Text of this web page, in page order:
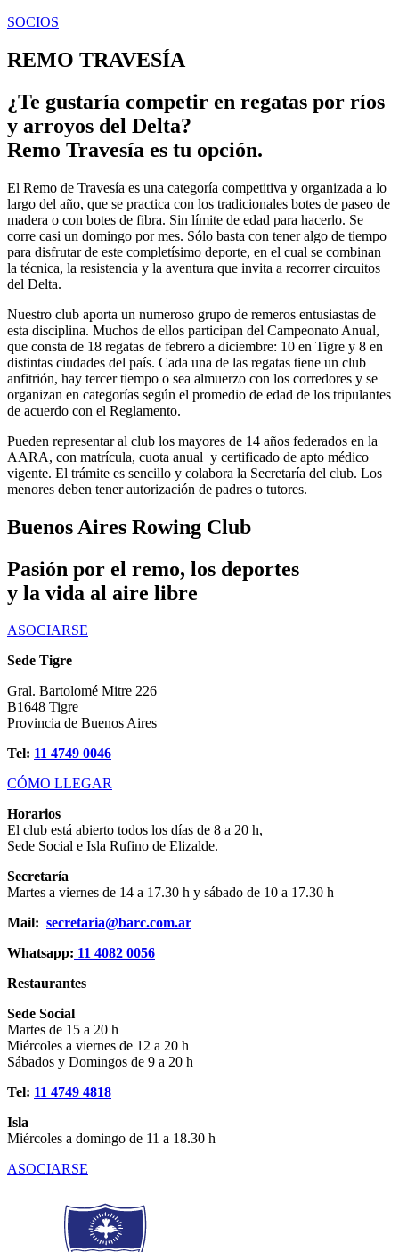
SOCIOS
REMO TRAVESÍA
¿Te gustaría competir en regatas por ríos
y arroyos del Delta?
Remo Travesía es tu opción.
El Remo de Travesía es una categoría competitiva y organizada a lo
largo del año, que se practica con los tradicionales botes de paseo de
madera o con botes de fibra. Sin límite de edad para hacerlo. Se
corre casi un domingo por mes. Sólo basta con tener algo de tiempo
para disfrutar de este completísimo deporte, en el cual se combinan
la técnica, la resistencia y la aventura que invita a recorrer circuitos
del Delta.
Nuestro club aporta un numeroso grupo de remeros entusiastas de
esta disciplina. Muchos de ellos participan del Campeonato Anual,
que consta de 18 regatas de febrero a diciembre: 10 en Tigre y 8 en
distintas ciudades del país. Cada una de las regatas tiene un club
anfitrión, hay tercer tiempo o sea almuerzo con los corredores y se
organizan en categorías según el promedio de edad de los tripulantes
de acuerdo con el Reglamento.
Pueden representar al club los mayores de 14 años federados en la
AARA, con matrícula, cuota anual y certificado de apto médico
vigente. El trámite es sencillo y colabora la Secretaría del club. Los
menores deben tener autorización de padres o tutores.
Buenos Aires Rowing Club
Pasión por el remo, los deportes
y la vida al aire libre
ASOCIARSE
Sede Tigre
Gral. Bartolomé Mitre 226
B1648 Tigre
Provincia de Buenos Aires
Tel: 11 4749 0046
CÓMO LLEGAR
Horarios
El club está abierto todos los días de 8 a 20 h,
Sede Social e Isla Rufino de Elizalde.
Secretaría
Martes a viernes de 14 a 17.30 h y sábado de 10 a 17.30 h
Mail: secretaria@barc.com.ar
Whatsapp: 11 4082 0056
Restaurantes
Sede Social
Martes de 15 a 20 h
Miércoles a viernes de 12 a 20 h
Sábados y Domingos de 9 a 20 h
Tel: 11 4749 4818
Isla
Miércoles a domingo de 11 a 18.30 h
ASOCIARSE